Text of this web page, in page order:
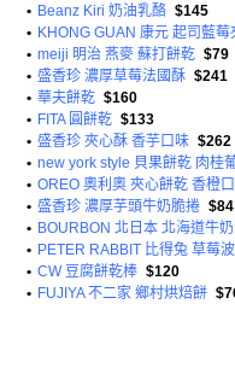
• Beanz Kiri 奶油乳酪 $145
• KHONG GUAN 康元 起司藍莓
• meiji 明治 燕麥 蘇打餅乾 $79
• 盛香珍 濃厚草莓法國酥 $241
• 華夫餅乾 $160
• FITA 圓餅乾 $133
• 盛香珍 夾心酥 香芋口味 $262
• new york style 貝果餅乾 肉桂
• OREO 奧利奧 夾心餅乾 香橙
• 盛香珍 濃厚芋頭牛奶脆捲 $84
• BOURBON 北日本 北海道牛
• PETER RABBIT 比得兔 草莓
• CW 豆腐餅乾棒 $120
• FUJIYA 不二家 鄉村烘焙餅